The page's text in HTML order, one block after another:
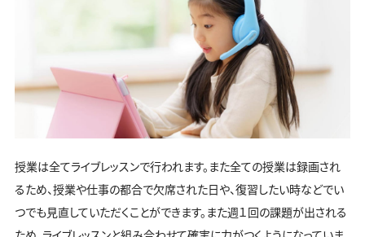
授業は全てライブレッスンで行われます。また全ての授業は録画され
るため、授業や仕事の都合で欠席された日や、復習したい時などでい
つでも見直していただくことができます。また週１回の課題が出される